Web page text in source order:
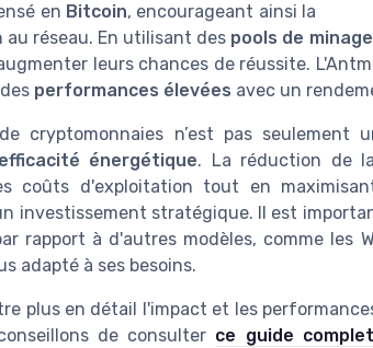
en Bitcoin, encourageant ainsi la
réseau. En utilisant des pools de minage
leurs chances de réussite.
performances élevées avec un
cryptomonnaies n’est pas
énergétique. La réduction de
coûts d'exploitation tout en
investissement stratégique. Il est
rapport à d'autres modèles, comme les
adapté à ses besoins.
plus en détail l'impact et les
de consulter ce guide complet